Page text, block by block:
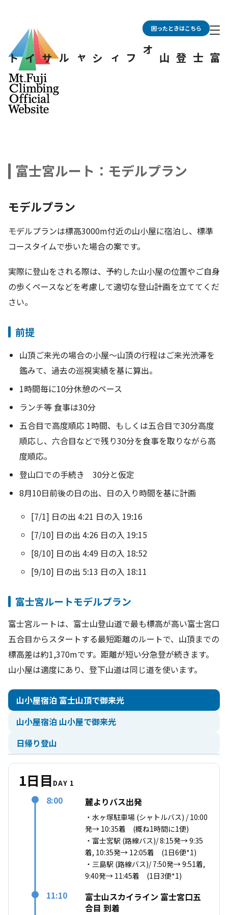
困ったときはこちら
富士登山オフィシャルサイト
トップページ
このサイトについて
富士登山の前に
必ず知っておくこと
警報・火山情報
お知らせ
富士山の天候
各登山口と
登山ルートについて
入山の事前登録・決済
霊峰富士を動画で知る
よくあるご質問
富士山の楽しみ方
富士山日記
各施設の供用期間
富士宮ルート：モデルプラン
モデルプラン
モデルプランは標高3000m付近の山小屋に宿泊し、標準
コースタイムで歩いた場合の案です。
実際に登山をされる際は、予約した山小屋の位置やご自身
の歩くペースなどを考慮して適切な登山計画を立ててくだ
さい。
前提
山頂ご来光の場合の小屋～山頂の行程はご来光渋滞を
鑑みて、過去の巡視実績を基に算出。
1時間毎に10分休憩のペース
ランチ等 食事は30分
五合目で高度順応 1時間、もしくは五合目で30分高度
順応し、六合目などで残り30分を食事を取りながら高
度順応。
登山口での手続き 30分と仮定
8月10日前後の日の出、日の入り時間を基に計画
[7/1] 日の出 4:21 日の入 19:16
[7/10] 日の出 4:26 日の入 19:15
[8/10] 日の出 4:49 日の入 18:52
[9/10] 日の出 5:13 日の入 18:11
富士宮ルートモデルプラン
富士宮ルートは、富士山登山道で最も標高が高い富士宮口
五合目からスタートする最短距離のルートで、山頂までの
標高差は約1,370mです。距離が短い分急登が続きます。
山小屋は適度にあり、登下山道は同じ道を使います。
山小屋宿泊 富士山頂で御来光
山小屋宿泊 山小屋で御来光
日帰り登山
1日目 DAY 1
8:00 麓よりバス出発
・水ヶ塚駐車場 (シャトルバス) / 10:00
発→ 10:35着 (概ね1時間に1便)
・富士宮駅 (路線バス)/ 8:15発→ 9:35
着, 10:35発→ 12:05着 (1日6便*1)
・三島駅 (路線バス)/ 7:50発→ 9:51着,
9:40発→ 11:45着 (1日3便*1)
11:10
富士山スカイライン 富士宮口五
合目 到着